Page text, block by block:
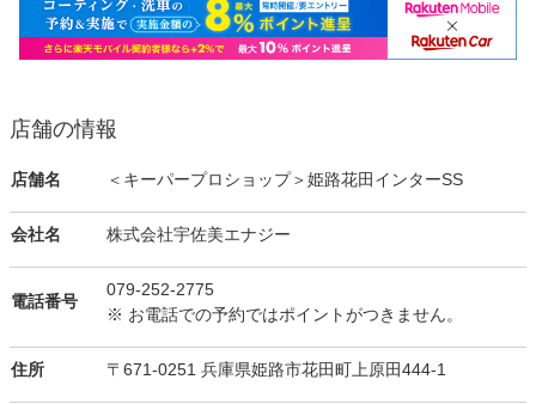
店舗の情報
店舗名 ＜キーパープロショップ＞姫路花田インターSS
会社名 株式会社宇佐美エナジー
電話番号
079-252-2775
※ お電話での予約ではポイントがつきません。
住所 〒671-0251 兵庫県姫路市花田町上原田444-1